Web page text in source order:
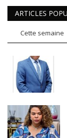
ARTICLES
Cette semaine